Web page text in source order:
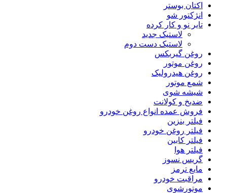
اکتان بوستر
انژکتور شو
تایر نو و کار کرده
لاستیک جدید
لاستیک دست دوم
روغن گیربکس
روغن موتور
روغن هیدرولیک
شمع موتور
شیشه شوی
ضدیخ و کولانت
فروش عمده انواع روغن خودرو
فیلتر بنزین
فیلتر روغن خودرو
فیلتر کابین
فیلتر هوا
گریس نسوز
مایع ترمز
مراقبت خودرو
موتورشوی